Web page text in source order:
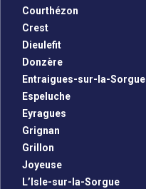
Courthézon
Crest
Dieulefit
Donzère
Entraigues-sur-la-Sorgue
Espeluche
Eyragues
Grignan
Grillon
Joyeuse
L’Isle-sur-la-Sorgue